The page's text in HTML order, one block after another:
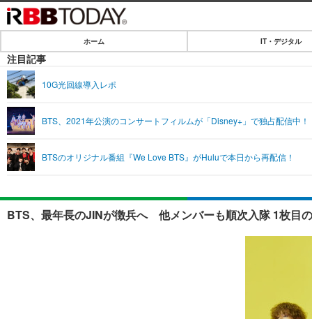
IT・デジタル
ショッピング
SPEED TEST
エンタメ
エンタメTOP
音楽
ライフ
ライフTOP
ペット
リリース一覧
ホーム IT・デジタル
注目記事
10G光回線導入レポ
BTS、2021年公演のコンサートフィルムが「Disney+」で独占配信中！
BTSのオリジナル番組『We Love BTS』がHuluで本日から再配信！
BTS、最年長のJINが徴兵へ 他メンバーも順次入隊 1枚目